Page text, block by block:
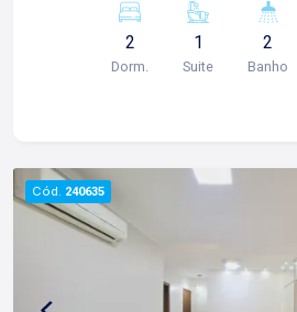
planejada; -Área de serviços; -
garagem; Para mais informações e agendamento
de visita, entre em contato. Lago Imóveis desde
2
Dorm.
1
Suite
2
Banho
Cód. 240635